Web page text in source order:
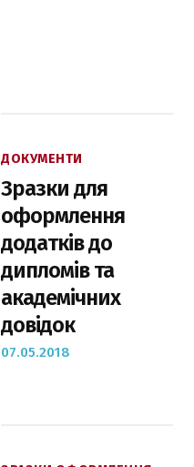
ДОКУМЕНТИ
Зразки для
оформлення
додатків до
дипломів та
академічних
довідок
07.05.2018